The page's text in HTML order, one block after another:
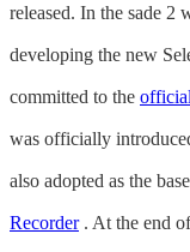
released. In the sade 2
developing the new
committed to the
was officially
also adopted as the
Recorder. At the end